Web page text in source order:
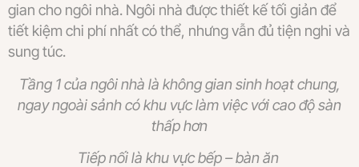
gian cho ngôi nhà. Ngôi nhà được thiết kế tối giản để
tiết kiệm chi phí nhất có thể, nhưng vẫn đủ tiện nghi và
sung túc.
Tầng 1 của ngôi nhà là không gian sinh hoạt chung,
ngay ngoài sảnh có khu vực làm việc với cao độ sàn
thấp hơn
Tiếp nối là khu vực bếp – bàn ăn